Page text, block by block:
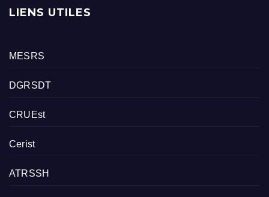
LIENS UTILES
MESRS
DGRSDT
CRUEst
Cerist
ATRSSH